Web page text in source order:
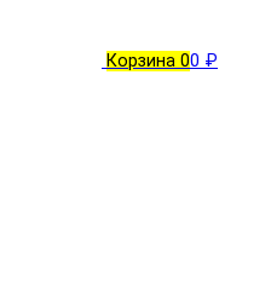
Корзина 00 ₽